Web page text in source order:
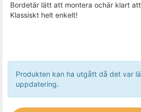
Bordetär lätt att montera ochär klart
Klassiskt helt enkelt!
Produkten kan ha utgått då det var
uppdatering.